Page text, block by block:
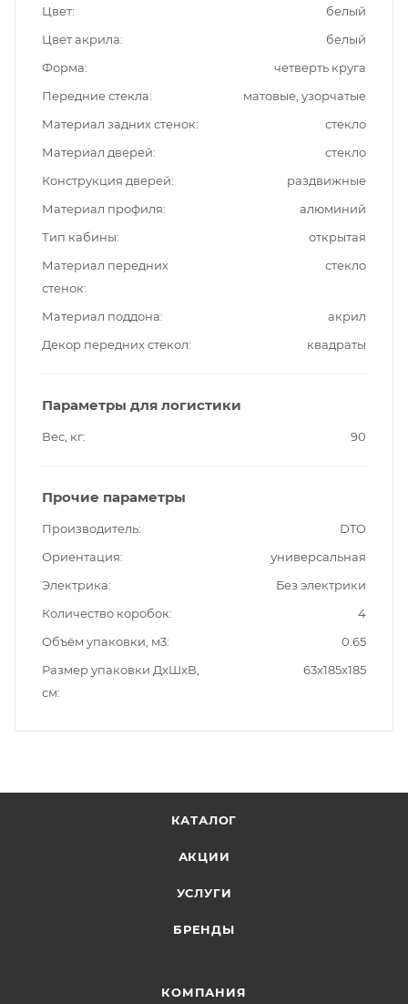
Цвет
белый
Цвет акрила
белый
Форма
четверть круга
Передние стекла
матовые, узорчатые
Материал задних стенок
стекло
Материал дверей
стекло
Конструкция дверей
раздвижные
Материал профиля
алюминий
Тип кабины
открытая
Материал передних
стенок
стекло
Материал поддона
акрил
Декор передних стекол
квадраты
Параметры для логистики
Вес, кг 90
Прочие параметры
Производитель
DTO
Ориентация
универсальная
Электрика
Без электрики
Количество коробок
4
Объём упаковки, м3
0.65
Размер упаковки ДxШxВ,
см
63x185x185
КАТАЛОГ
АКЦИИ
УСЛУГИ
БРЕНДЫ
КОМПАНИЯ